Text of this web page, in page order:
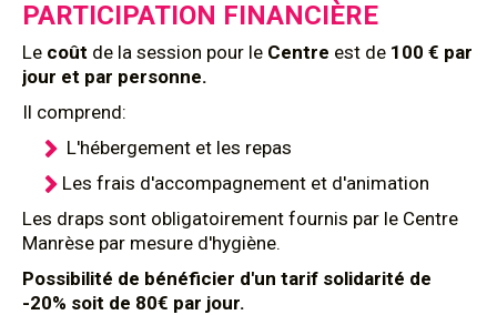
PARTICIPATION FINANCIÈRE
Le coût de la session pour le Centre est de 100 € par
jour et par personne.
Il comprend:
L'hébergement et les repas
Les frais d'accompagnement et d'animation
Les draps sont obligatoirement fournis par le Centre
Manrèse par mesure d'hygiène.
Possibilité de bénéficier d'un tarif solidarité de
-20% soit de 80€ par jour.